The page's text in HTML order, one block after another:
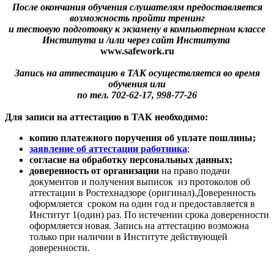
После окончания обучения слушателям предоставляется
возможность пройти тренинг
и тестовую подготовку к экзамену в компьютерном классе
Института и /или через сайт Института
www.safework.ru
Запись на аттестацию в ТАК осуществляется во время
обучения или
по тел. 702-62-17, 998-77-26
Для записи на аттестацию в ТАК необходимо:
копию платежного поручения об уплате пошлины;
заявление об аттестации работника;
cогласие на обработку персональных данных;
доверенность от организации на право подачи
документов и получения выписок из протоколов об
аттестации в Ростехнадзоре (оригинал).Доверенность
оформляется сроком на один год и предоставляется в
Институт 1(один) раз. По истечении срока доверенности
оформляется новая. Запись на аттестацию возможна
только при наличии в Институте действующей
доверенности.